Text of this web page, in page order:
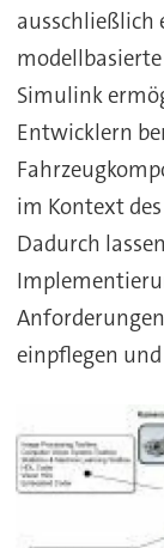
ausschließlich
Simulink
Entwicklern
im Kontext
Dadurch
einpflegen